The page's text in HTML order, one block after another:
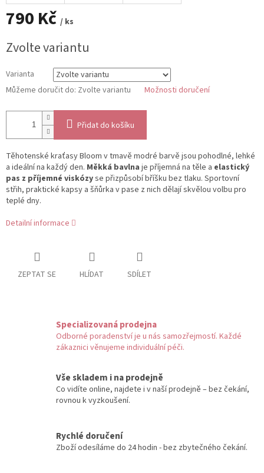
790 Kč / ks
cena:
Zvolte variantu
Varianta
Můžeme doručit do: Zvolte variantu Možnosti doručení
Přidat do košíku
Těhotenské kraťasy Bloom v tmavě modré barvě jsou pohodlné, lehké
a ideální na každý den. Měkká bavlna je příjemná na těle a elastický
pas z příjemné viskózyse přizpůsobí bříšku bez tlaku. Sportovní
střih, praktické kapsy a šňůrka v pase z nich dělají skvělou volbu pro
teplé dny.
Detailní informace
ZEPTAT SE HLÍDAT SDÍLET
Specializovaná prodejna
Odborné poradenství je u nás samozřejmostí. Každé
zákaznici věnujeme individuální péči.
Vše skladem i na prodejně
Co vidíte online, najdete i v naší prodejně – bez čekání,
rovnou k vyzkoušení.
Rychlé doručení
Zboží odesíláme do 24 hodin - bez zbytečného čekání.